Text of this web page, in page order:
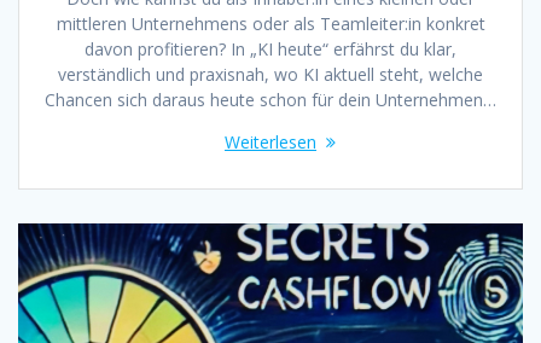
mittleren Unternehmens oder als Teamleiter:in konkret
davon profitieren? In „KI heute“ erfährst du klar,
verständlich und praxisnah, wo KI aktuell steht, welche
Chancen sich daraus heute schon für dein Unternehmen…
Weiterlesen